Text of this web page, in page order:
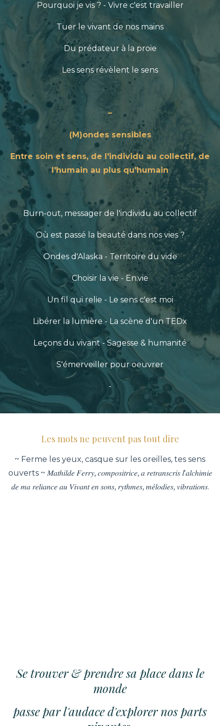
Pourquoi je vis ? - Vivre c'est travailler
Tuer le vivant de nos mains
Du prédateur à la proie
Les sens révèlent le sens
~
(M)ondes sensibles
Entre soin et sens, de l'individu au collectif, de
l'humain au plus qu'humain
Burn-out, messager de l'individu au collectif
Où est passé la beauté dans nos vies ?
Ondes d'Alaska - Territoire du vide
Choisir la vie - En.vie
Un fil qui relie - Le sens c'est moi
Libérer la lumière - La scène d'un TEDx
Leçons du vivant - Sagesse & humanité
S'émerveiller pour oeuvrer
-
Les mots ne peuvent pas tout dire
~ Ferme les yeux, casque sur les oreilles, tes sens
ouverts ~ 𝑀𝑎𝑡ℎ𝑖𝑙𝑑𝑒 𝐹𝑒𝑟𝑟𝑦, 𝑐𝑜𝑚𝑝𝑜𝑠𝑖𝑡𝑟𝑖𝑐𝑒, 𝑎 𝑟𝑒𝑡𝑟𝑎𝑛𝑠𝑐𝑟𝑖𝑠 𝑙'𝑎𝑙𝑐ℎ𝑖𝑚𝑖𝑒
𝑑𝑒 𝑚𝑎 𝑟𝑒𝑙𝑖𝑎𝑛𝑐𝑒 𝑎𝑢 𝑉𝑖𝑣𝑎𝑛𝑡 𝑒𝑛 𝑠𝑜𝑛𝑠, 𝑟𝑦𝑡ℎ𝑚𝑒𝑠, 𝑚𝑒́𝑙𝑜𝑑𝑖𝑒𝑠, 𝑣𝑖𝑏𝑟𝑎𝑡𝑖𝑜𝑛𝑠.
Se trouver & prendre sa place dans le
monde
passe par l'audace d'explorer nos parts